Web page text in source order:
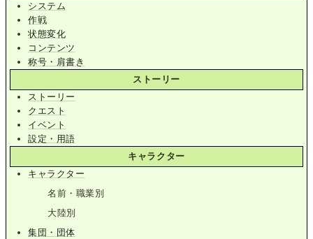
システム
作戦
状態変化
コンテンツ
称号・肩書き
ストーリー
ストーリー
クエスト
イベント
設定・用語
キャラクター
キャラクター
名前・職業別
大陸別
集団・団体